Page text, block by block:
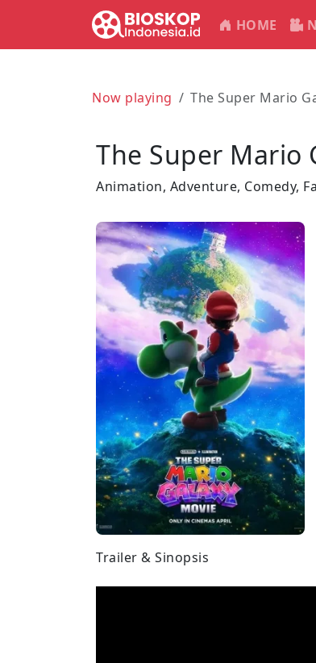
HOME
Now playing The Super Mario
The Super Mario
Animation, Adventure, Comedy,
Trailer & Sinopsis